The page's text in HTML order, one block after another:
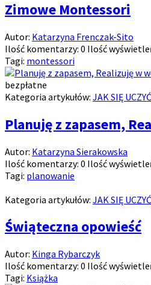
Zimowe Montessori
Autor: Katarzyna Frenczak-Sito
Ilość komentarzy: 0 Ilość
Tagi: montessori
bezpłatne
Kategoria artykułów: JAK SIĘ UCZYĆ
Planuję z zapasem,
Autor: Katarzyna Sierakowska
Ilość komentarzy: 0 Ilość
Tagi: planowanie
Kategoria artykułów: JAK SIĘ UCZYĆ
Świąteczna opowieść
Autor: Kinga Rybarczyk
Ilość komentarzy: 0 Ilość
Tagi: Książka